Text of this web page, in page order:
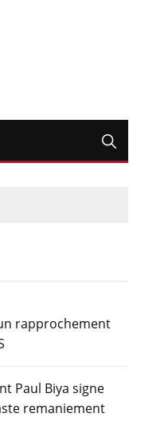
rapprochement
Paul Biya signe
remaniement